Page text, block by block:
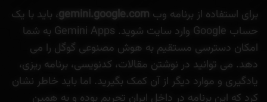
برای استفاده از برنامه وب gemini.google.com، باید با یک
حساب Google وارد سایت شوید. Gemini Apps به شما
امکان دسترسی مستقیم به هوش مصنوعی گوگل را می
دهد. می توانید در نوشتن مقالات، کدنویسی، برنامه ریزی،
یادگیری و موارد دیگر از آن کمک بگیرید. اما باید خاطر نشان
کرد که این برنامه در داخل ایران تحریم بوده و به همین